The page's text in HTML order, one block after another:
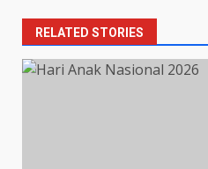
RELATED STORIES